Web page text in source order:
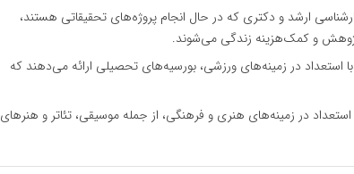
ارشد و دکتری که در حال انجام پروژه‌های تحقیقاتی هستند،
پژوهش و کمک‌هزینه زندگی می‌شوند.
استعداد در زمینه‌های ورزشی، بورسیه‌های تحصیلی ارائه می‌دهند که
استعداد در زمینه‌های هنری و فرهنگی، از جمله موسیقی، تئاتر و هنرهای